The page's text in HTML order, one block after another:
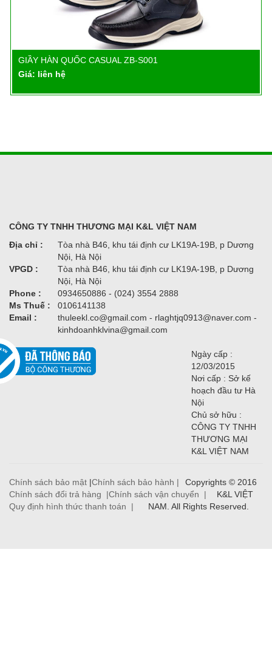
Chi tiết
GIẦY HÀN QUỐC CASUAL ZB-S001
Giá: liên hệ
CÔNG TY TNHH THƯƠNG MẠI K&L VIỆT NAM
Địa chỉ :
Tòa nhà B46, khu tái định cư LK19A-19B, p Dương
Nội, Hà Nội
VPGD :
Tòa nhà B46, khu tái định cư LK19A-19B, p Dương
Nội, Hà Nội
Phone :
0934650886 - (024) 3554 2888
Ms Thuế :
0106141138
Email :
thuleekl.co@gmail.com - rlaghtjq0913@naver.com -
kinhdoanhklvina@gmail.com
Ngày cấp :
12/03/2015
Nơi cấp : Sở kế
hoạch đầu tư Hà
Nội
Chủ sở hữu :
CÔNG TY TNHH
THƯƠNG MẠI
K&L VIỆT NAM
Chính sách bảo mật |Chính sách bảo hành |
Chính sách đổi trả hàng |Chính sách vận chuyển |
Quy định hình thức thanh toán |
Copyrights © 2016
K&L VIỆT
NAM. All Rights Reserved.